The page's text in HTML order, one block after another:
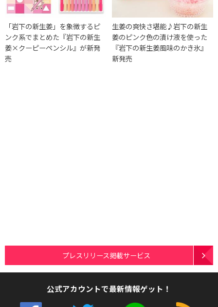
「岩下の新生姜」を象徴するピ
ンク系でまとめた『岩下の新生
姜×クーピーペンシル』が新発
売
生姜の爽快さ堪能♪岩下の新生
姜のピンク色の漬け液を使った
『岩下の新生姜風味のかき氷』
新発売
プレスリリース掲載サービス
公式アカウントで最新情報ゲット！